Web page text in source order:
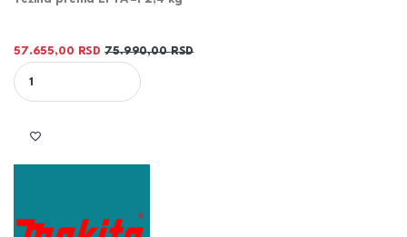
57.655,00 RSD 75.990,00RSD
MAKITA AKUMULATORSKA BUŠILICA - ODVIJAČ DDF481RFE quantity